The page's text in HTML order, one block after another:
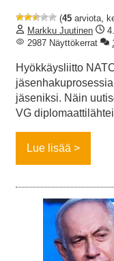
(45 arviota,
Markku Juutinen
2987 Näyttökerrat
Hyökkäysliitto
jäseniksi. Näin
VG
Lue lisää